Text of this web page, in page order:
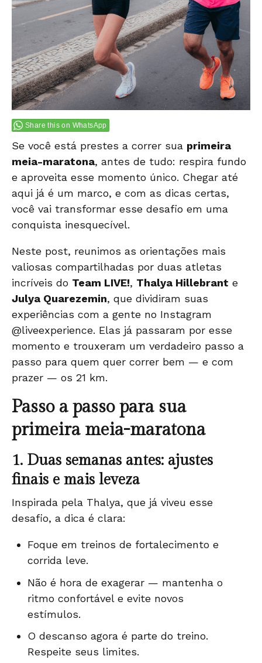
Share this on WhatsApp
Se você está prestes a correr sua primeira
meia-maratona, antes de tudo: respira fundo
e aproveita esse momento único. Chegar até
aqui já é um marco, e com as dicas certas,
você vai transformar esse desafio em uma
conquista inesquecível.
Neste post, reunimos as orientações mais
valiosas compartilhadas por duas atletas
incríveis do Team LIVE!, Thalya Hillebrant e
Julya Quarezemin, que dividiram suas
experiências com a gente no Instagram
@liveexperience. Elas já passaram por esse
momento e trouxeram um verdadeiro passo a
passo para quem quer correr bem — e com
prazer — os 21 km.
Passo a passo para sua
primeira meia-maratona
1. Duas semanas antes: ajustes
finais e mais leveza
Inspirada pela Thalya, que já viveu esse
desafio, a dica é clara:
Foque em treinos de fortalecimento e
corrida leve.
Não é hora de exagerar — mantenha o
ritmo confortável e evite novos
estímulos.
O descanso agora é parte do treino.
Respeite seus limites.